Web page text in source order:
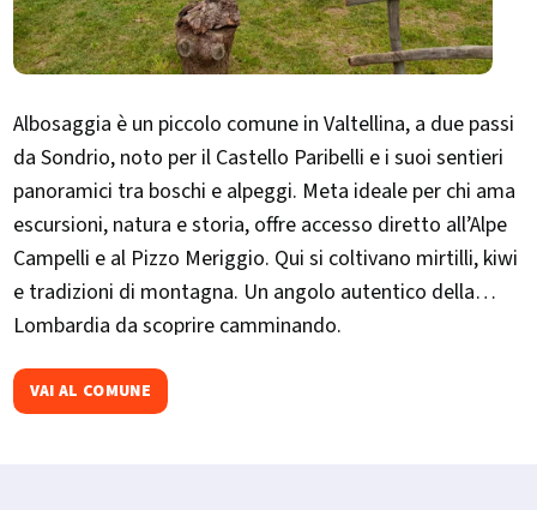
Albosaggia è un piccolo comune in Valtellina, a due passi
da Sondrio, noto per il Castello Paribelli e i suoi sentieri
panoramici tra boschi e alpeggi. Meta ideale per chi ama
escursioni, natura e storia, offre accesso diretto all’Alpe
Campelli e al Pizzo Meriggio. Qui si coltivano mirtilli, kiwi
e tradizioni di montagna. Un angolo autentico della
Lombardia da scoprire camminando.
VAI AL COMUNE